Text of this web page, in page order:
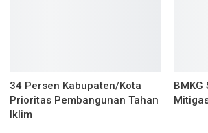
34 Persen Kabupaten/Kota
Prioritas Pembangunan Tahan
Iklim
BMKG